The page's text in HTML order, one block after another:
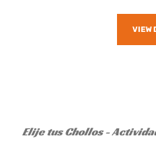
VIEW
Elije tus Chollos -